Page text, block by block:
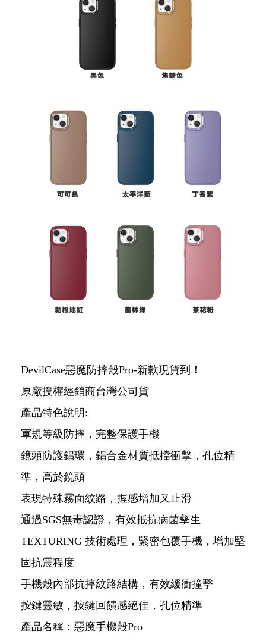
DevilCase惡魔防摔殼Pro-新款現貨到！
原廠授權經銷商台灣公司貨
產品特色說明:
軍規等級防摔，完整保護手機
鏡頭防護鋁環，鋁合金材質抵擋衝擊，孔位精
準，高於鏡頭
表現特殊霧面紋路，握感增加又止滑
通過SGS無毒認證，有效抵抗病菌孳生
TEXTURING 技術處理，緊密包覆手機，增加堅
固抗震程度
手機殼內部抗摔紋路結構，有效緩衝撞擊
按鍵靈敏，按鍵回饋感絕佳，孔位精準
產品名稱：惡魔手機殼Pro